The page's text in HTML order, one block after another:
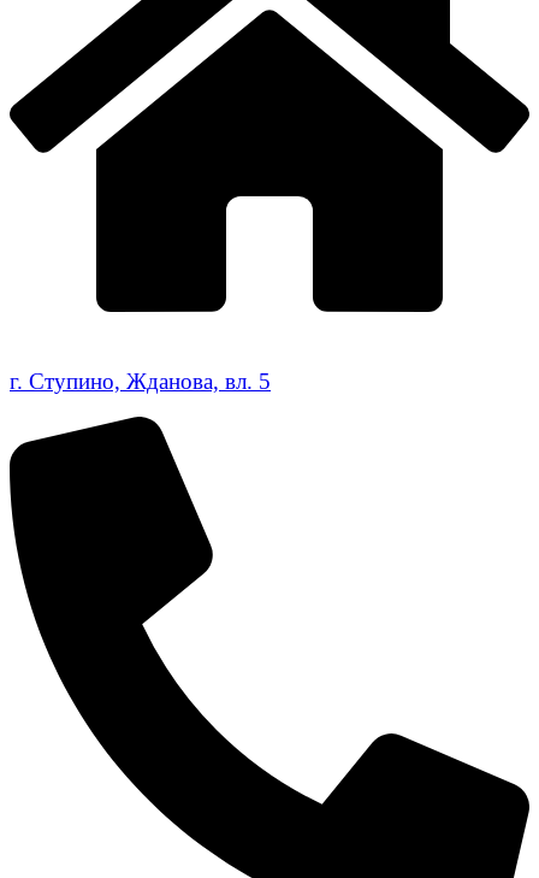
г. Ступино, Жданова, вл. 5